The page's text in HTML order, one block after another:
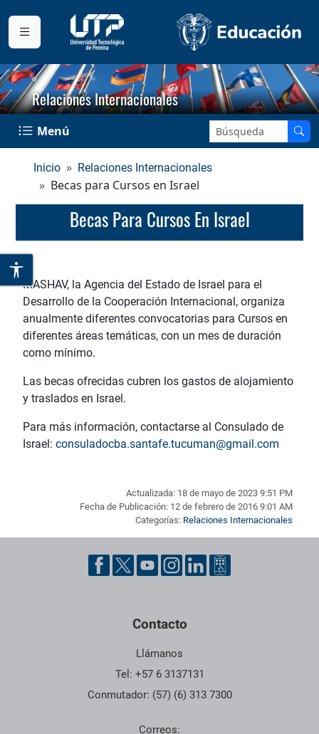
Relaciones Internacionales
Menú Buscar en el sitio:
Inicio Relaciones Internacionales
Becas para Cursos en Israel
Becas Para Cursos En Israel
MASHAV, la Agencia del Estado de Israel para el
Desarrollo de la Cooperación Internacional, organiza
anualmente diferentes convocatorias para Cursos en
diferentes áreas temáticas, con un mes de duración
como mínimo.
Las becas ofrecidas cubren los gastos de alojamiento
y traslados en Israel.
Para más información, contactarse al Consulado de
Israel: consuladocba.santafe.tucuman@gmail.com
Actualizada: 18 de mayo de 2023 9:51 PM
Fecha de Publicación: 12 de febrero de 2016 9:01 AM
Categorías: Relaciones Internacionales
Pie de página con información de contacto, redes sociales y
Contacto
Llámanos
Tel: +57 6 3137131
Conmutador: (57) (6) 313 7300
Correos: